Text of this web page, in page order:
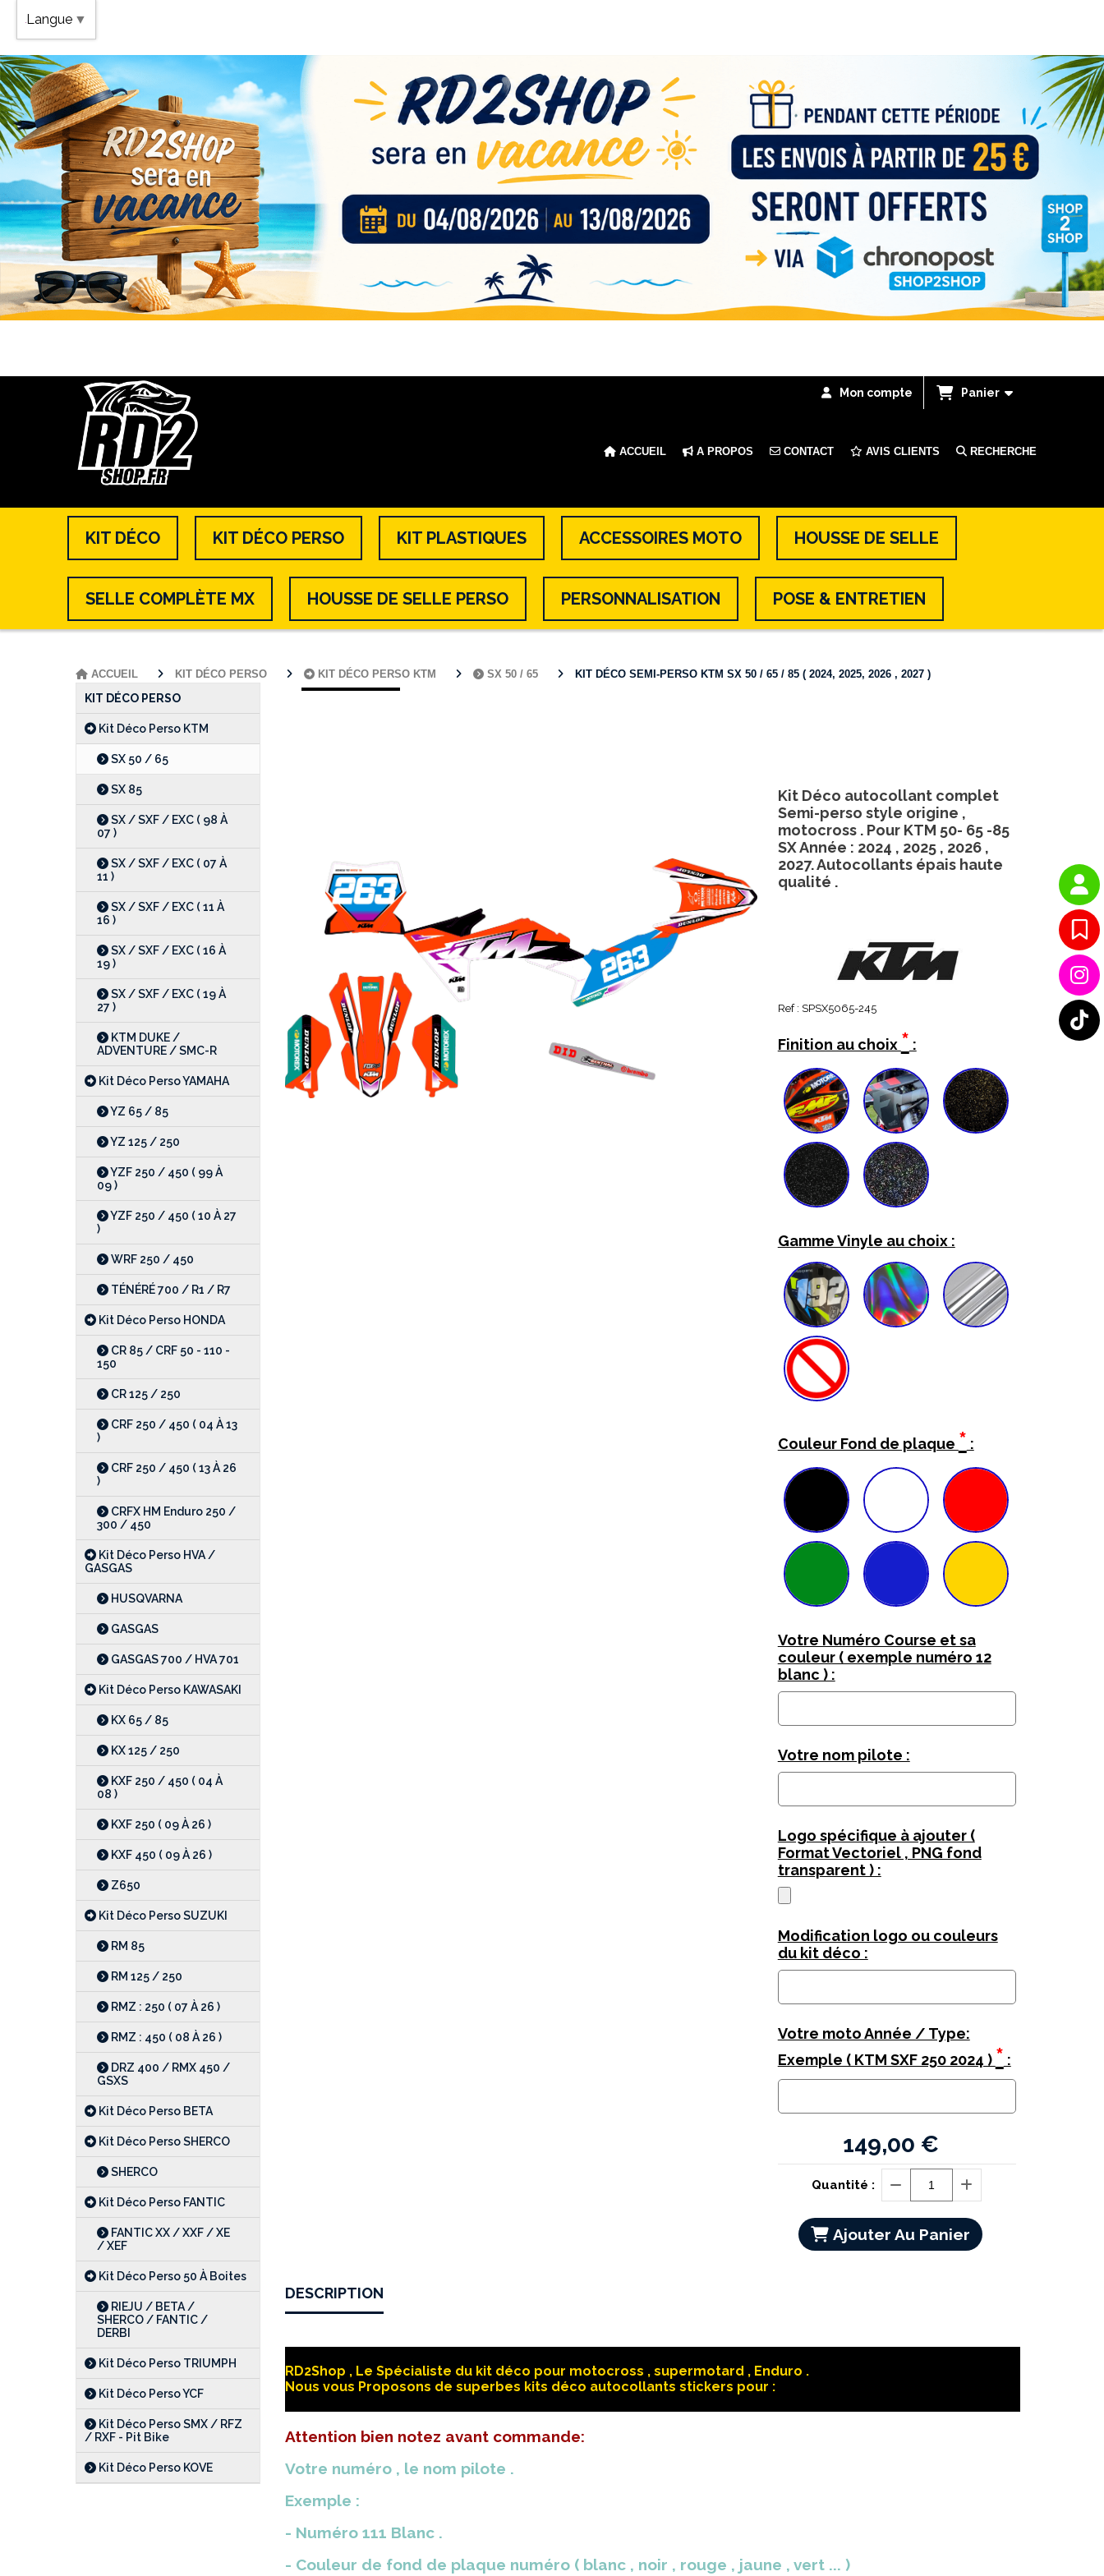
Bandeau
Vacances
Mon compte Panier
ACCUEIL A PROPOS CONTACT AVIS CLIENTS RECHERCHE
KIT DÉCO KIT DÉCO PERSO KIT PLASTIQUES ACCESSOIRES MOTO HOUSSE DE SELLE
SELLE COMPLÈTE MX HOUSSE DE SELLE PERSO PERSONNALISATION POSE & ENTRETIEN
KIT DÉCO PERSO
Kit Déco Perso KTM
SX 50 / 65
SX 85
SX / SXF / EXC ( 98 À
07 )
SX / SXF / EXC ( 07 À
11 )
SX / SXF / EXC ( 11 À
16 )
SX / SXF / EXC ( 16 À
19 )
SX / SXF / EXC ( 19 À
27 )
KTM DUKE /
ADVENTURE / SMC-R
Kit Déco Perso YAMAHA
YZ 65 / 85
YZ 125 / 250
YZF 250 / 450 ( 99 À
09 )
YZF 250 / 450 ( 10 À 27
)
WRF 250 / 450
TÉNÉRÉ 700 / R1 / R7
Kit Déco Perso HONDA
CR 85 / CRF 50 - 110 -
150
CR 125 / 250
CRF 250 / 450 ( 04 À 13
)
CRF 250 / 450 ( 13 À 26
)
CRFX HM Enduro 250 /
300 / 450
Kit Déco Perso HVA /
GASGAS
HUSQVARNA
GASGAS
GASGAS 700 / HVA 701
Kit Déco Perso KAWASAKI
KX 65 / 85
KX 125 / 250
KXF 250 / 450 ( 04 À
08 )
KXF 250 ( 09 À 26 )
KXF 450 ( 09 À 26 )
Z650
Kit Déco Perso SUZUKI
RM 85
RM 125 / 250
RMZ : 250 ( 07 À 26 )
RMZ : 450 ( 08 À 26 )
DRZ 400 / RMX 450 /
GSXS
Kit Déco Perso BETA
Kit Déco Perso SHERCO
SHERCO
Kit Déco Perso FANTIC
FANTIC XX / XXF / XE
/ XEF
Kit Déco Perso 50 À Boites
RIEJU / BETA /
SHERCO / FANTIC /
DERBI
Kit Déco Perso TRIUMPH
Kit Déco Perso YCF
Kit Déco Perso SMX / RFZ
/ RXF - Pit Bike
Kit Déco Perso KOVE
ACCUEIL KIT DÉCO PERSO KIT DÉCO PERSO KTM SX 50 / 65 KIT DÉCO SEMI-PERSO KTM SX 50 / 65 / 85 ( 2024, 2025, 2026 , 2027 )
Ref : SPSX5065-245
Finition au choix * :
Gamme Vinyle au choix :
Couleur Fond de plaque * :
Votre Numéro Course et sa
couleur ( exemple numéro 12
blanc ) :
Votre nom pilote :
Logo spécifique à ajouter (
Format Vectoriel , PNG fond
transparent ) :
Modification logo ou couleurs
du kit déco :
Votre moto Année / Type:
Exemple ( KTM SXF 250 2024 ) * :
149,00 €
Quantité :
Ajouter Au Panier
Kit Déco autocollant complet
Semi-perso style origine ,
motocross . Pour KTM 50- 65 -85
SX Année : 2024 , 2025 , 2026 ,
2027. Autocollants épais haute
qualité .
DESCRIPTION
RD2Shop , Le Spécialiste du kit déco pour motocross , supermotard , Enduro .
Nous vous Proposons de superbes kits déco autocollants stickers pour :
Attention bien notez avant commande:
Votre numéro , le nom pilote .
Exemple :
- Numéro 111 Blanc .
- Couleur de fond de plaque numéro ( blanc , noir , rouge , jaune , vert ... )
Langue ▼